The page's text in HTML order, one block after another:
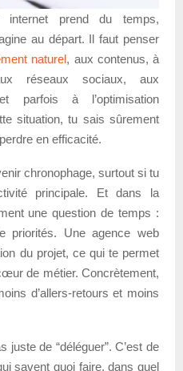
internet prend du temps,
au départ. Il faut penser
naturel, aux contenus, à
réseaux sociaux, aux
parfois à l’optimisation
situation, tu sais sûrement
en efficacité.
chronophage, surtout si tu
principale. Et dans la
une question de temps :
priorités. Une agence web
du projet, ce qui te permet
de métier. Concrètement,
d’allers-retours et moins
juste de “déléguer”. C’est de
savent quoi faire, dans quel